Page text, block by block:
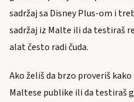
sadržaj sa Disney Plus-om i
sadržaj iz Malte ili da testiraš
alat često radi čuda.
Ako želiš da brzo proveriš
Maltese publike ili da testiraš